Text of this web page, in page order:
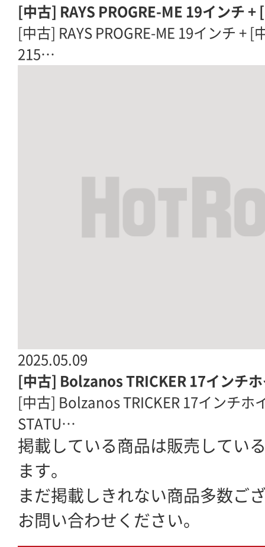
[中古] RAYS PROGRE-ME 19インチ
[中古] RAYS PROGRE-ME 19インチ +
215…
2025.05.09
[中古] Bolzanos TRICKER 17インチ
[中古] Bolzanos TRICKER 17インチホ
STATU…
掲載している商品は販売してい
ます。
まだ掲載しきれない商品多数ご
お問い合わせください。